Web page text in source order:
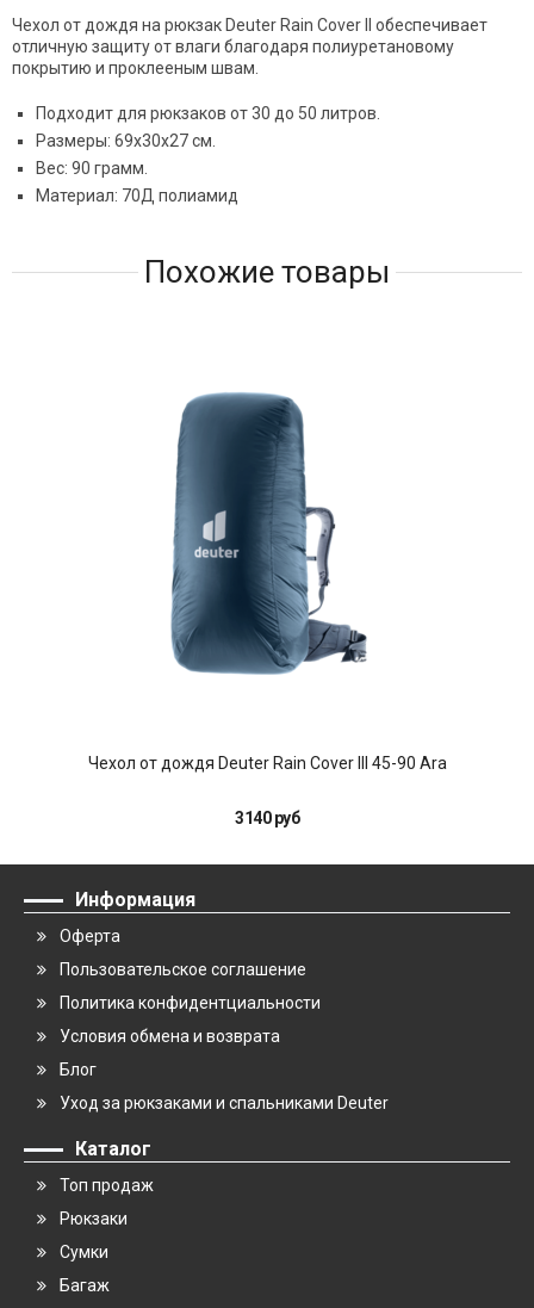
Чехол от дождя на рюкзак Deuter Rain Cover II обеспечивает
отличную защиту от влаги благодаря полиуретановому
покрытию и проклееным швам.
Подходит для рюкзаков от 30 до 50 литров.
Размеры: 69х30х27 см.
Вес: 90 грамм.
Материал: 70Д полиамид
Похожие товары
Чехол от дождя Deuter Rain Cover III 45-90 Ara
3140 руб
Информация
Оферта
Пользовательское соглашение
Политика конфидентциальности
Условия обмена и возврата
Блог
Уход за рюкзаками и спальниками Deuter
Каталог
Топ продаж
Рюкзаки
Сумки
Багаж